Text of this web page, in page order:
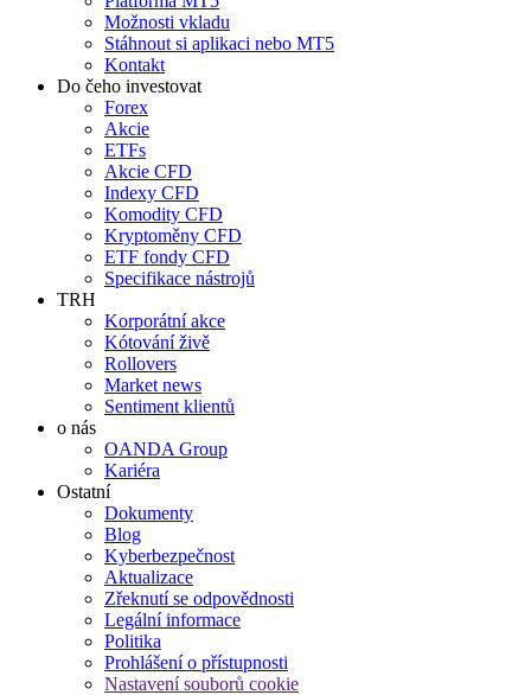
Možnosti vkladu
Stáhnout si aplikaci nebo MT5
Kontakt
Do čeho investovat
Forex
Akcie
ETFs
Akcie CFD
Indexy CFD
Komodity CFD
Kryptoměny CFD
ETF fondy CFD
Specifikace nástrojů
TRH
Korporátní akce
Kótování živě
Rollovers
Market news
Sentiment klientů
o nás
OANDA Group
Kariéra
Ostatní
Dokumenty
Blog
Kyberbezpečnost
Aktualizace
Zřeknutí se odpovědnosti
Legální informace
Politika
Prohlášení o přístupnosti
Nastavení souborů cookie